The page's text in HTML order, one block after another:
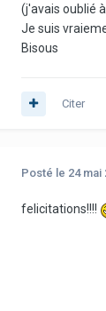
(j'avais oublié
Je suis
Bisous
Citer
Posté le 24 mai
felicitations!!!!